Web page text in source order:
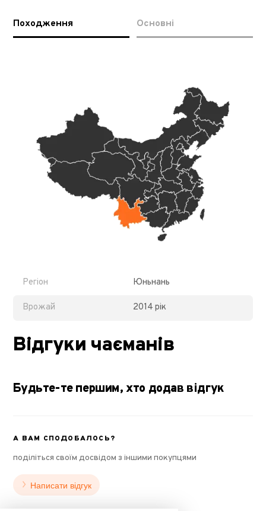
Походження Основні
Регіон Юньнань
Врожай 2014 рік
Відгуки чаєманів
Будьте-те першим, хто додав відгук
А ВАМ СПОДОБАЛОСЬ?
поділіться своїм досвідом з іншими покупцями
Написати відгук